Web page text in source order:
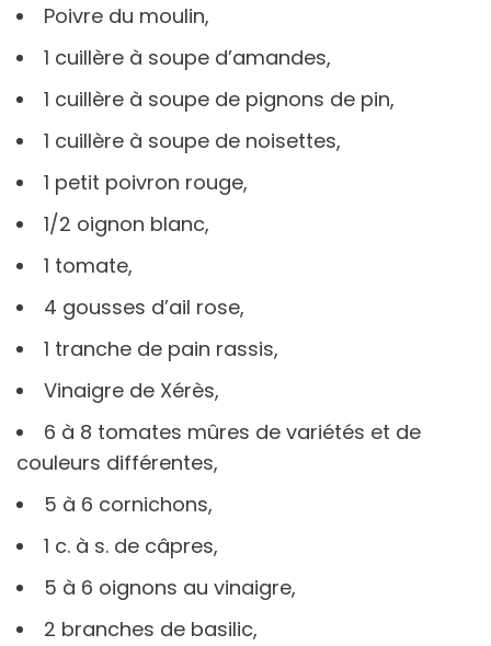
Poivre du moulin,
1 cuillère à soupe d’amandes,
1 cuillère à soupe de pignons de pin,
1 cuillère à soupe de noisettes,
1 petit poivron rouge,
1/2 oignon blanc,
1 tomate,
4 gousses d’ail rose,
1 tranche de pain rassis,
Vinaigre de Xérès,
6 à 8 tomates mûres de variétés et de
couleurs différentes,
5 à 6 cornichons,
1 c. à s. de câpres,
5 à 6 oignons au vinaigre,
2 branches de basilic,